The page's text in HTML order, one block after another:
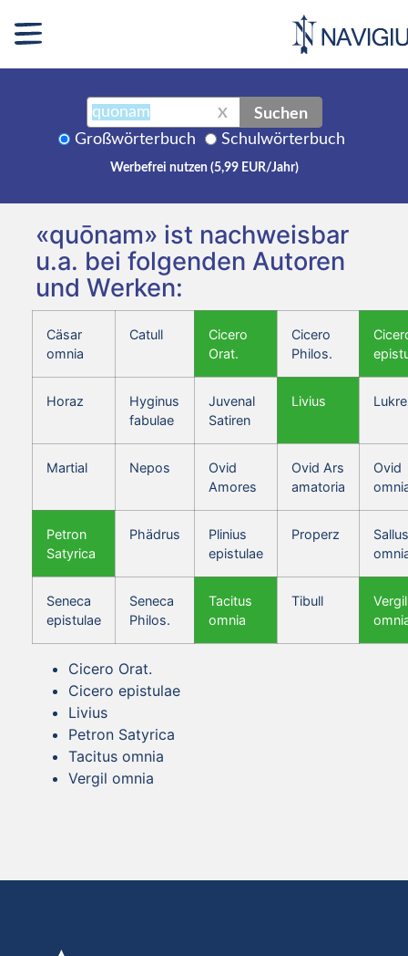
X Suchen
Großwörterbuch Schulwörterbuch
Werbefrei nutzen (5,99 EUR/Jahr)
«quōnam» ist nachweisbar
u.a. bei folgenden Autoren
und Werken:
Cäsar
omnia
Catull
Cicero
Orat.
Cicero
Philos.
Horaz
Hyginus
fabulae
Juvenal
Satiren
Livius
Martial Nepos
Ovid
Amores
Ovid Ars
amatoria
Ovid
Petron
Satyrica
Phädrus
Plinius
epistulae
Properz
Seneca
epistulae
Seneca
Philos.
Tacitus
omnia
Tibull
Vergil
Cicero Orat.
Cicero epistulae
Livius
Petron Satyrica
Tacitus omnia
Vergil omnia